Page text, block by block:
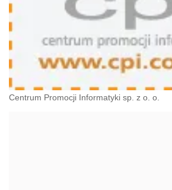
Centrum Promocji Informatyki sp. z o. o.